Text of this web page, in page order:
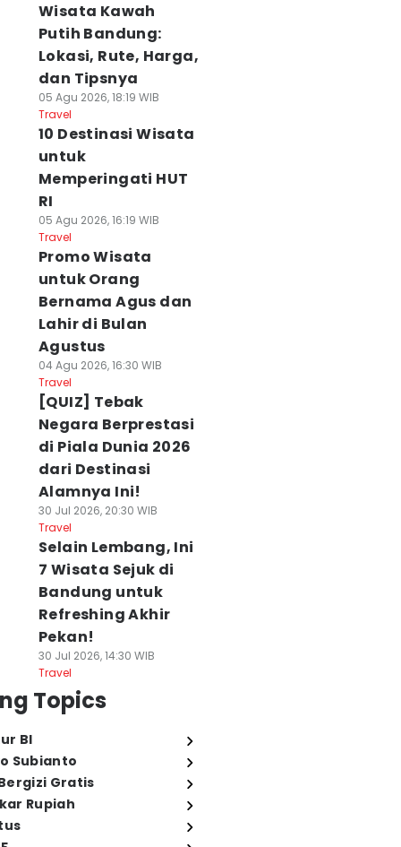
Wisata Kawah
Putih Bandung:
Lokasi, Rute, Harga,
dan Tipsnya
05 Agu 2026, 18:19 WIB
Travel
10 Destinasi Wisata
untuk
Memperingati HUT
RI
05 Agu 2026, 16:19 WIB
Travel
Promo Wisata
untuk Orang
Bernama Agus dan
Lahir di Bulan
Agustus
04 Agu 2026, 16:30 WIB
Travel
[QUIZ] Tebak
Negara Berprestasi
di Piala Dunia 2026
dari Destinasi
Alamnya Ini!
30 Jul 2026, 20:30 WIB
Travel
Selain Lembang, Ini
7 Wisata Sejuk di
Bandung untuk
Refreshing Akhir
Pekan!
30 Jul 2026, 14:30 WIB
Travel
Topics
BI
Subianto
Gratis
Rupiah